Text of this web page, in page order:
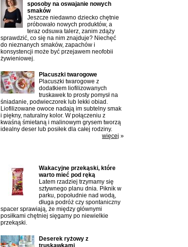
sposoby na oswajanie nowych
smaków
Jeszcze niedawno dziecko chętnie
próbowało nowych produktów, a
teraz odsuwa talerz, zanim zdąży
sprawdzić, co się na nim znajduje? Niechęć
do nieznanych smaków, zapachów i
konsystencji może być przejawem neofobii
żywieniowej.
Placuszki twarogowe
Placuszki twarogowe z
dodatkiem liofilizowanych
truskawek to prosty pomysł na
śniadanie, podwieczorek lub lekki obiad.
Liofilizowane owoce nadają im subtelny smak
i piękny, naturalny kolor. W połączeniu z
kwaśną śmietaną i malinowym grysem tworzą
idealny deser lub posiłek dla całej rodziny.
więcej »
Wakacyjne przekąski, które
warto mieć pod ręką
Latem rzadziej trzymamy się
sztywnego planu dnia. Piknik w
parku, popołudnie nad wodą,
długa podróż czy spontaniczny
spacer sprawiają, że między głównymi
posiłkami chętniej sięgamy po niewielkie
przekąski.
Deserek ryżowy z
truskawkami